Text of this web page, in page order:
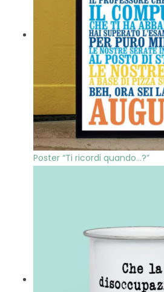
Poster “Ti ricordi quando…?”